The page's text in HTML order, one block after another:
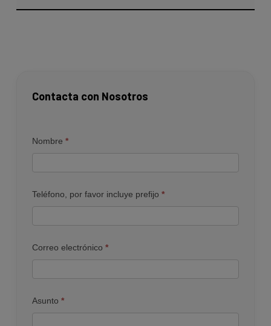
Contacta con Nosotros
Contacto
Nombre *
Teléfono, por favor incluye prefijo *
Correo electrónico *
Asunto *